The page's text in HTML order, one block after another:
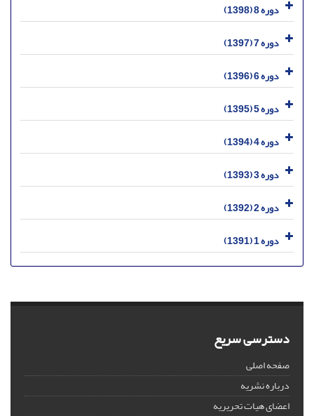
دوره 8 (1398)
دوره 7 (1397)
دوره 6 (1396)
دوره 5 (1395)
دوره 4 (1394)
دوره 3 (1393)
دوره 2 (1392)
دوره 1 (1391)
دسترسی سریع
صفحه اصلی
درباره نشریه
اعضای هیات تحریریه